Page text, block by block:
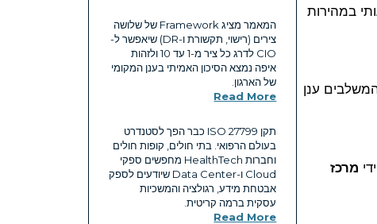
במהירות
ענן
מרכז
המאמר מציג Framework של שלושה
צירים (רישוי, תקשורת ו-DR) שיאפשר ל-
CIO לדרג כל ציר מ-1 עד 10 ולזהות
איפה נמצא הסיכון האמיתי בענן המקומי
של הארגון.
Read More
תקן ISO 27799 כבר הפך לסטנדרט
בעולם הרפואי. בתי חולים, קופות חולים
וחברות HealthTech מחפשים ספקי
Cloud ו-Data Center שיודעים לספק
אבטחת מידע, רגולציה והמשכיות
עסקית ברמה קריטית.
Read More